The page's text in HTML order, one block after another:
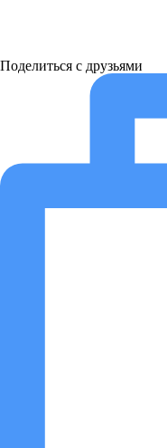
Поделиться с друзьями